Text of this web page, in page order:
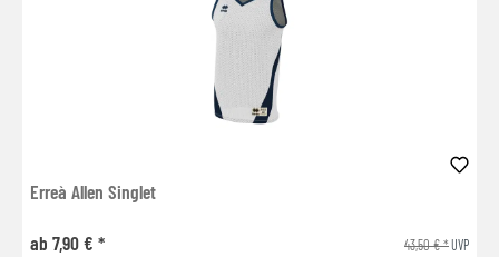
Erreà Allen Singlet
ab 7,90 € * 43,50 € *UVP